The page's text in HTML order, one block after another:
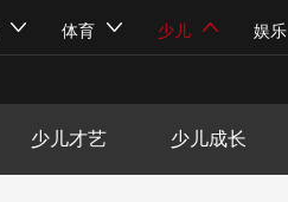
体育 少儿 娱乐
少儿才艺 少儿成长
少儿书画 成长故事